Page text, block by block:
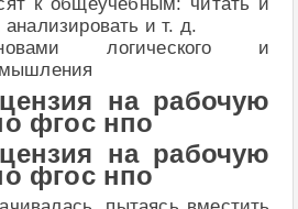
и т. д.
логического и
мышления
на рабочую
фгос нпо
на рабочую
фгос нпо